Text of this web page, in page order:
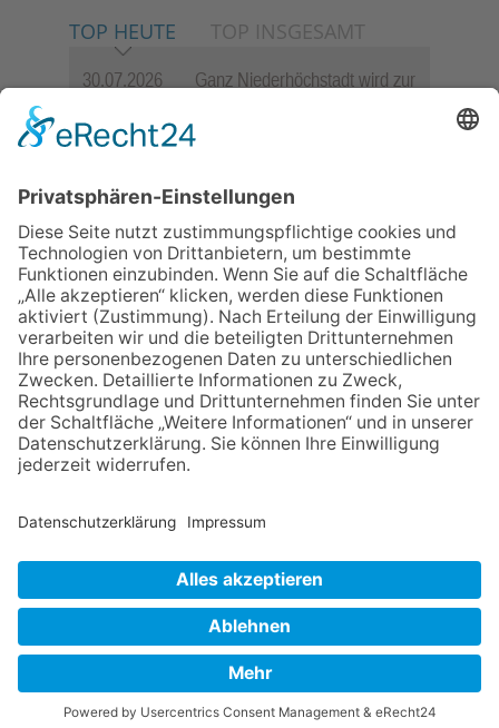
TOP HEUTE TOP INSGESAMT
30.07.2026
Ganz Niederhöchstadt wird zur
06.08.2026
Jugendchor Hochtaunus
Programm „Changes“
Sommerabend: Der Rettershof
lädt wieder zum Weinfest ein
06.08.2026
Hisamoto und Tölke begeistern
mit Werken von Walter
Wachsmuth
06.08.2026
„die 80er live“ – Die große
Stadiontour kommt nach
Frankfurt
NACH OBEN
Datenschutz Netiquette FAQ
Powered bynative:media.